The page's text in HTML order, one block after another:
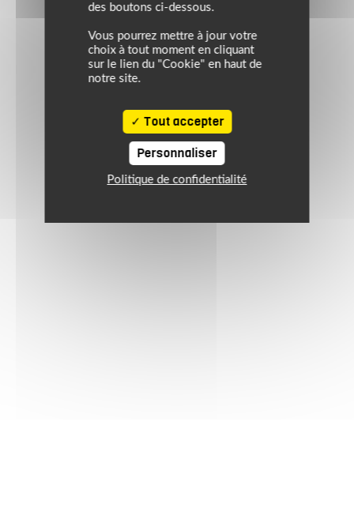
des boutons ci-dessous.
Vous pourrez mettre à jour votre
choix à tout moment en cliquant
sur le lien du "Cookie" en haut de
notre site.
Tout accepter
Personnaliser
Politique de confidentialité